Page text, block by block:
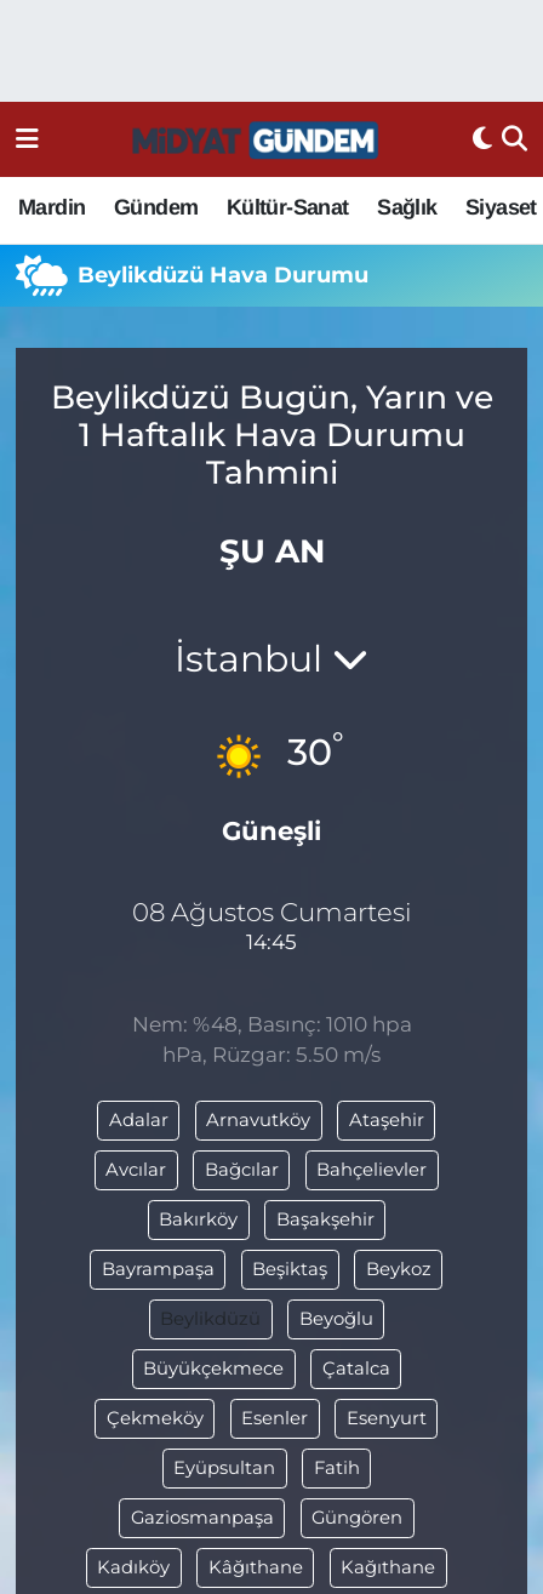
Mardin Gündem Kültür-Sanat Sağlık Siyaset
Beylikdüzü Hava Durumu
Beylikdüzü Bugün, Yarın ve
1 Haftalık Hava Durumu
Tahmini
ŞU AN
İstanbul
30°
Güneşli
08 Ağustos Cumartesi
14:45
Nem: %48, Basınç: 1010 hpa
hPa, Rüzgar: 5.50 m/s
Adalar Arnavutköy Ataşehir
Avcılar Bağcılar Bahçelievler
Bakırköy Başakşehir
Bayrampaşa Beşiktaş Beykoz
Beylikdüzü Beyoğlu
Büyükçekmece Çatalca
Çekmeköy Esenler Esenyurt
Eyüpsultan Fatih
Gaziosmanpaşa Güngören
Kadıköy Kâğıthane Kağıthane